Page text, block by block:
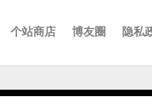
个站商店 博友圈 隐私